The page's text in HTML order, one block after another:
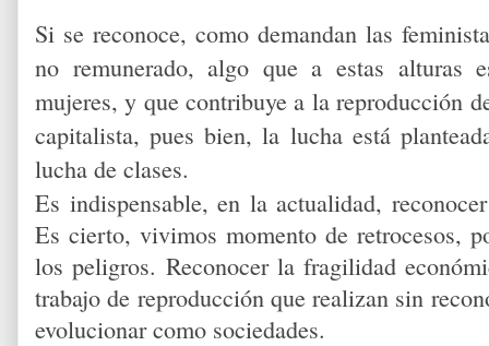
Si se reconoce, como demandan las
no remunerado, algo que a estas alturas
mujeres, y que contribuye a la reproducción
capitalista, pues bien, la lucha está
lucha de clases.
Es indispensable, en la actualidad,
Es cierto, vivimos momento de retrocesos,
los peligros. Reconocer la fragilidad
trabajo de reproducción que realizan sin
evolucionar como sociedades.